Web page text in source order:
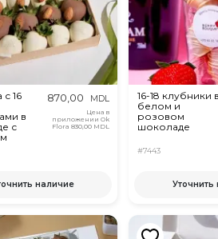
16
в
с
870,00 MDL
Цена в
приложении Ok
Flora 830,00 MDL
наличие
16-18 клубники в
белом и
розовом
шоколаде
#7443
Уточнить